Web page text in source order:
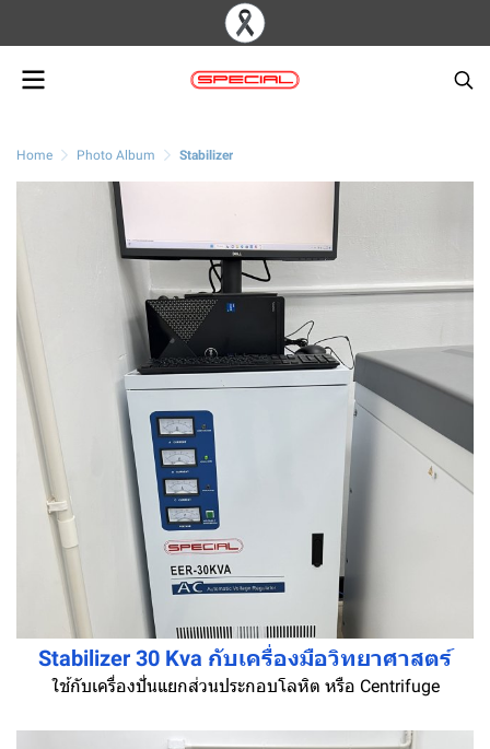
Home Photo Album Stabilizer
Stabilizer 30 Kva กับเครื่องมือวิทยาศาสตร์
ใช้กับเครื่องปั่นแยกส่วนประกอบโลหิต หรือ Centrifuge